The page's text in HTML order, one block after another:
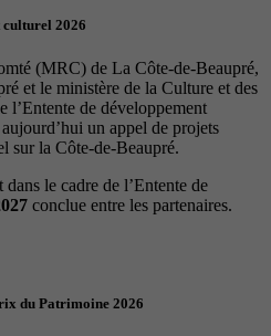
culturel 2026
(MRC) de La Côte-de-Beaupré,
et le ministère de la Culture et des
l’Entente de développement
un appel de projets
sur la Côte-de-Beaupré.
le cadre de l’Entente de
conclue entre les partenaires.
du Patrimoine 2026